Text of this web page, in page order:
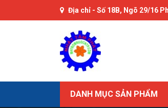
Địa chỉ - Số 18B, Ngõ 29/16
DANH MỤC SẢN PHẨM